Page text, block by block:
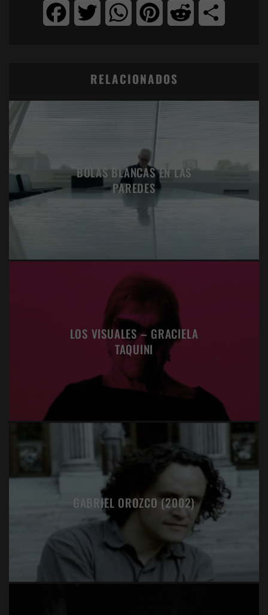
FacebookTwitter WhatsAppPinterest Reddit
RELACIONADOS
BOLAS BLANCAS EN LAS
PAREDES
LOS VISUALES – GRACIELA
TAQUINI
GABRIEL OROZCO (2002)